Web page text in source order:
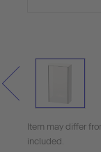
Item may differ
included.